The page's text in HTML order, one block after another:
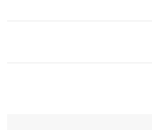
الفنون الهندسية التي ارتبطت
بلاد الشام ومصر خاصة، حيث يحرص
وخاصة في الواجهات